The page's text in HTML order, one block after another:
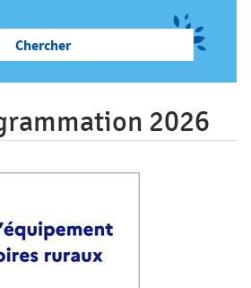
des Maires
Elus
contacter
2026